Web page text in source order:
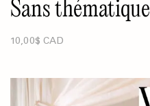
Sans thématique
10,00$ CAD